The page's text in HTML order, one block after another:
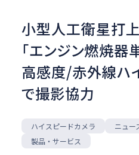
小型人工衛星打
「エンジン燃焼器
高感度/赤外線ハ
で撮影協力
ハイスピードカメラ ニュー
製品・サービス